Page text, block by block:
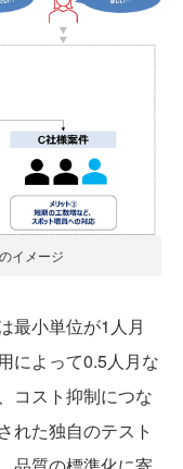
イメージ
最小単位が1人月
によって0.5人月な
コスト抑制につな
れた独自のテスト